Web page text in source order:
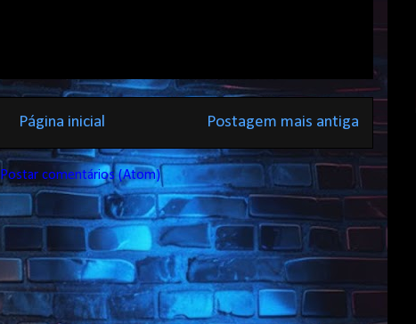
Postagem mais antiga
Página inicial
Postar comentários (Atom)